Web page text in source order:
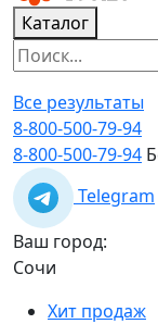
Каталог
Все результаты
8-800-500-79-94
8-800-500-79-94
Telegram
Ваш город:
Сочи
Хит продаж